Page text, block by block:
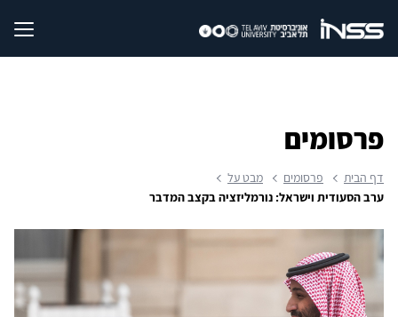
פרסומים
דף הבית פרסומים
מבט על
ערב הסעודית וישראל: נורמליזציה בקצב המדבר